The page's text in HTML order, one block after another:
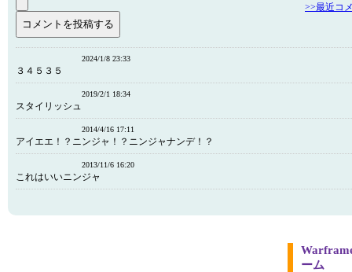
>>最近コ
2024/1/8 23:33
３４５３５
2019/2/1 18:34
スタイリッシュ
2014/4/16 17:11
アイエエ！？ニンジャ！？ニンジャナンデ！？
2013/11/6 16:20
これはいいニンジャ
ーム